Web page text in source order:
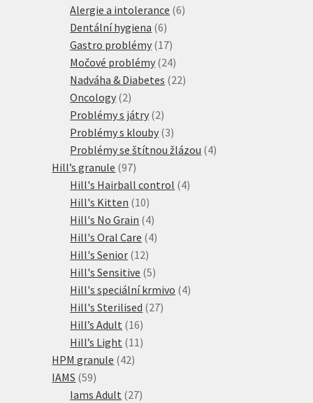
produktů
Alergie a intolerance 66
Dentální hygiena 66
produktů
Gastro problémy 1717
produktů
Močové problémy 2424
produktů
Nadváha & Diabetes 2222
Oncology 22
produkty
Problémy s játry 22
produkty
Problémy s klouby 33
produkty
Problémy se štítnou žlázou 44
Hill’s granule 9797
produktů
Hill's Hairball control 44
Hill's Kitten 1010
produktů
Hill's No Grain 44
produkty
Hill's Oral Care 44
Hill's Senior 1212
produktů
Hill's Sensitive 55
produktů
Hill's speciální krmivo 44
Hill's Sterilised 2727
Hill’s Adult 1616
produktů
Hill’s Light 11 11
HPM granule 4242
IAMS 5959
produktů
Iams Adult 2727